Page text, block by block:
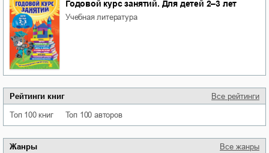
Годовой курс занятий. Для детей 2–3 лет
учебная литература
Рейтинги книг Все рейтинги
Топ 100 книг Топ 100 авторов
Жанры Все жанры